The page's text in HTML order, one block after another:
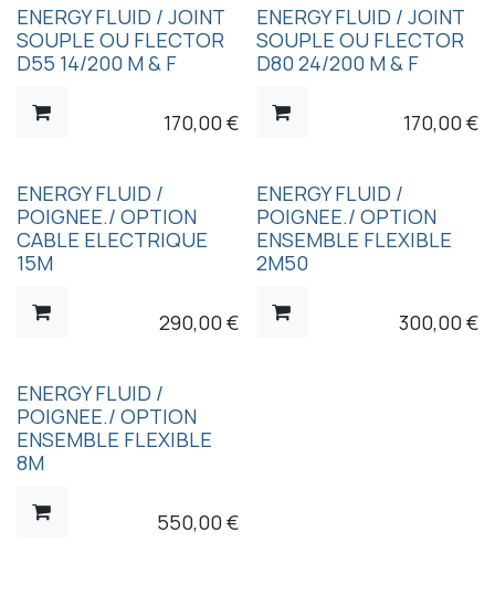
ENERGY FLUID / JOINT
SOUPLE OU FLECTOR
D55 14/200 M & F
170,00€
ENERGY FLUID / JOINT
SOUPLE OU FLECTOR
D80 24/200 M & F
170,00€
ENERGY FLUID /
POIGNEE./ OPTION
CABLE ELECTRIQUE
15M
290,00€
ENERGY FLUID /
POIGNEE./ OPTION
ENSEMBLE FLEXIBLE
2M50
300,00€
ENERGY FLUID /
POIGNEE./ OPTION
ENSEMBLE FLEXIBLE
8M
550,00€